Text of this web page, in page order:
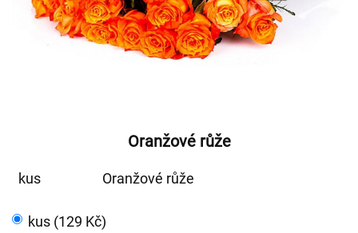
Oranžové růže
kus Oranžové růže
kus (129 Kč)